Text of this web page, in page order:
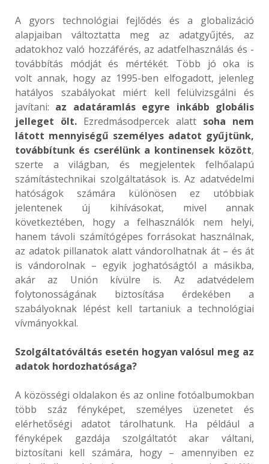
A gyors technológiai fejlődés és a globalizáció
alapjaiban változtatta meg az adatgyűjtés, az
adatokhoz való hozzáférés, az adatfelhasználás és -
továbbítás módját és mértékét. Több jó oka is
volt annak, hogy az 1995-ben elfogadott, jelenleg
hatályos szabályokat miért kell felülvizsgálni és
javítani: az adatáramlás egyre inkább globális
jelleget ölt. Ezredmásodpercek alatt soha nem
látott mennyiségű személyes adatot gyűjtünk,
továbbítunk és cserélünk a kontinensek között,
szerte a világban, és megjelentek felhőalapú
számítástechnikai szolgáltatások is. Az adatvédelmi
hatóságok számára különösen ez utóbbiak
jelentenek új kihívásokat, mivel annak
következtében, hogy a felhasználók nem helyi,
hanem távoli számítógépes forrásokat használnak,
az adatok pillanatok alatt vándorolhatnak át – és át
is vándorolnak – egyik joghatóságtól a másikba,
akár az Unión kívülre is. Az adatvédelem
folytonosságának biztosítása érdekében a
szabályoknak lépést kell tartaniuk a technológiai
vívmányokkal.
Szolgáltatóváltás esetén hogyan valósul meg az
adatok hordozhatósága?
A közösségi oldalakon és az online fotóalbumokban
több száz fényképet, személyes üzenetet és
elérhetőségi adatot tárolhatunk. Ha például a
fényképek gazdája szolgáltatót akar váltani,
biztosítani kell számára, hogy – amennyiben ez